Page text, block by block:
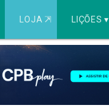
LOJA ⇱ LIÇÕES ▾